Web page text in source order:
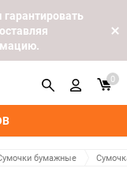
0
бумажные